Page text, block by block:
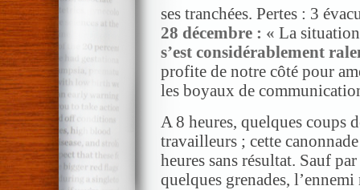
ses tranchées. Pertes : 3
28 décembre : « La
s’est considérablement
profite de notre côté pour
les boyaux de
A 8 heures, quelques coups
travailleurs ; cette
heures sans résultat. Sauf
quelques grenades,